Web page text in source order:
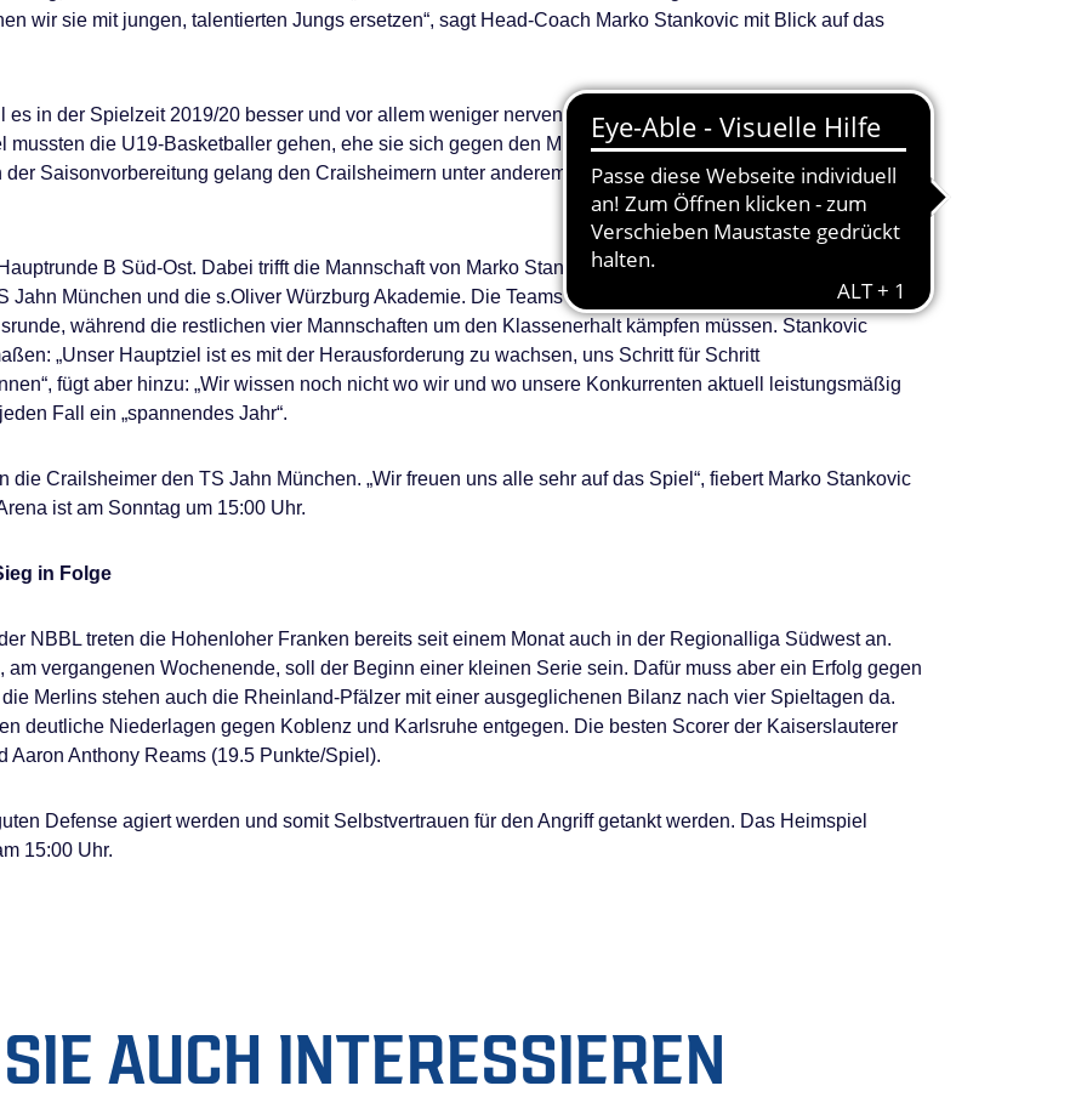
wir sie mit jungen, talentierten Jungs ersetzen“, sagt Head-Coach Marko Stankovic mit Blick auf das
in der Spielzeit 2019/20 besser und vor allem weniger nervenaufreibend werden. Bis in die Overtime im
die U19-Basketballer gehen, ehe sie sich gegen den Mitteldeutschen BC durchsetzen und somit
Saisonvorbereitung gelang den Crailsheimern unter anderem der erste Platz bei einem Turnier in
B Süd-Ost. Dabei trifft die Mannschaft von Marko Stankovic auf die OrangeAcademy, TEAM
München und die s.Oliver Würzburg Akademie. Die Teams auf den Plätzen eins und zwei, nach Hin-
während die restlichen vier Mannschaften um den Klassenerhalt kämpfen müssen. Stankovic
„Unser Hauptziel ist es mit der Herausforderung zu wachsen, uns Schritt für Schritt
fügt aber hinzu: „Wir wissen noch nicht wo wir und wo unsere Konkurrenten aktuell leistungsmäßig
Fall ein „spannendes Jahr“.
Crailsheimer den TS Jahn München. „Wir freuen uns alle sehr auf das Spiel“, fiebert Marko Stankovic
ist am Sonntag um 15:00 Uhr.
in Folge
NBBL treten die Hohenloher Franken bereits seit einem Monat auch in der Regionalliga Südwest an.
am vergangenen Wochenende, soll der Beginn einer kleinen Serie sein. Dafür muss aber ein Erfolg gegen
Merlins stehen auch die Rheinland-Pfälzer mit einer ausgeglichenen Bilanz nach vier Spieltagen da.
deutliche Niederlagen gegen Koblenz und Karlsruhe entgegen. Die besten Scorer der Kaiserslauterer
Anthony Reams (19.5 Punkte/Spiel).
Defense agiert werden und somit Selbstvertrauen für den Angriff getankt werden. Das Heimspiel
15:00 Uhr.
AUCH INTERESSIEREN